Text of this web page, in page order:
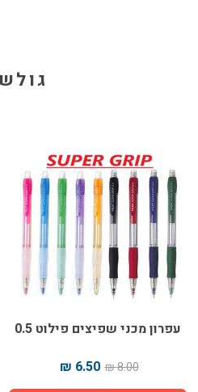
עפרון מכני שפיצים פילוט 0.5
8.00 ₪
6.50 ₪